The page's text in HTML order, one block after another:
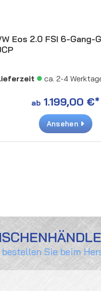
Eos 2.0 FSI 6-Gang-
ca. 2-4
ab 1.199,00 €*
Ansehen
bestellen Sie beim